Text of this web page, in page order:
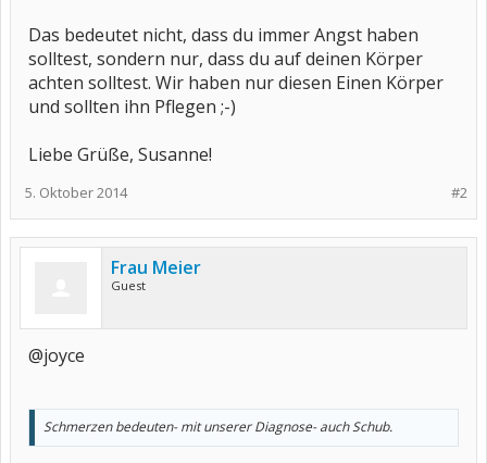
Das bedeutet nicht, dass du immer Angst haben
solltest, sondern nur, dass du auf deinen Körper
achten solltest. Wir haben nur diesen Einen Körper
und sollten ihn Pflegen ;-)
Liebe Grüße, Susanne!
#2
5. Oktober 2014
Frau Meier
Guest
@joyce
Schmerzen bedeuten- mit unserer Diagnose- auch Schub.